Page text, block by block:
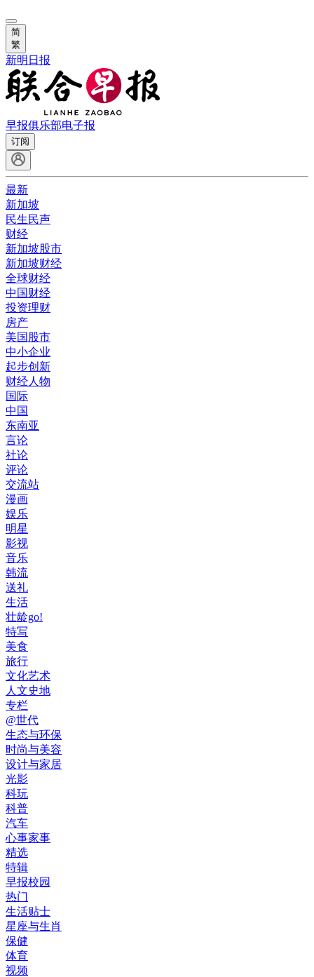
简
繁
新明日报
早报俱乐部电子报
订阅
最新
新加坡
民生民声
财经
新加坡股市
新加坡财经
全球财经
中国财经
投资理财
房产
美国股市
中小企业
起步创新
财经人物
国际
中国
东南亚
言论
社论
评论
交流站
漫画
娱乐
明星
影视
音乐
韩流
送礼
生活
壮龄go!
特写
美食
旅行
文化艺术
人文史地
专栏
@世代
生态与环保
时尚与美容
设计与家居
光影
科玩
科普
汽车
心事家事
精选
特辑
早报校园
热门
生活贴士
星座与生肖
保健
体育
视频